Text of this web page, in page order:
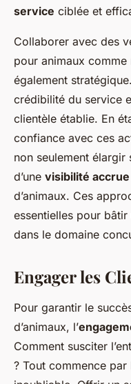
service ciblée et
Collaborer avec des
pour animaux comme
également
crédibilité du service
clientèle établie. En
confiance avec ces
non seulement
d’une visibilité accrue
d’animaux. Ces
essentielles pour
dans le domaine
Engager les
Pour garantir le
d’animaux, l’
Comment susciter
? Tout commence par